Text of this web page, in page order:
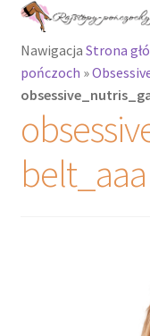
Przejdź
nawigacji
Przejdź
treści
Rajstopy
Rozwiń
menu
Pończochy i
zakolanówki
Nawigacja Strona
pończoch »
belt_aaa